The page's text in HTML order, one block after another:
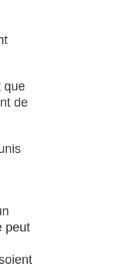
que
de
peut